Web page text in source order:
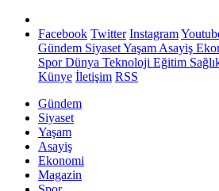
Facebook Twitter Instagram
Gündem SiyasetYaşam Asayiş
SporDünya Teknoloji Eğitim
Künye İletişim RSS
Gündem
Siyaset
Yaşam
Asayiş
Ekonomi
Magazin